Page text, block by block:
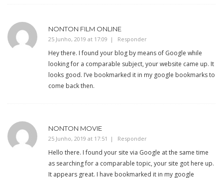
NONTON FILM ONLINE
25 Junho, 2019 at 17:09 Responder
Hey there. I found your blog by means of Google while
looking for a comparable subject, your website came up. It
looks good. I’ve bookmarked it in my google bookmarks to
come back then.
NONTON MOVIE
25 Junho, 2019 at 17:51 Responder
Hello there. I found your site via Google at the same time
as searching for a comparable topic, your site got here up.
It appears great. I have bookmarked it in my google